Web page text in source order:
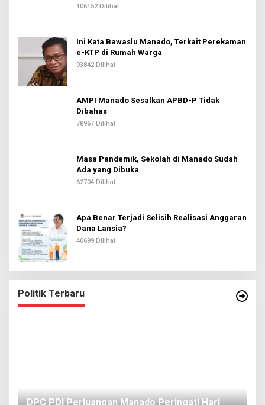
106152 Dilihat
Ini Kata Bawaslu Manado, Terkait Perekaman
e-KTP di Rumah Warga
93842 Dilihat
AMPI Manado Sesalkan APBD-P Tidak
Dibahas
78967 Dilihat
Masa Pandemik, Sekolah di Manado Sudah
Ada yang Dibuka
62704 Dilihat
Apa Benar Terjadi Selisih Realisasi Anggaran
Dana Lansia?
40699 Dilihat
Politik Terbaru
DPC PDI Perjuangan Manado Peringati Hari